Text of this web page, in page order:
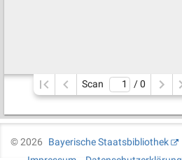
Scan / 0
©2026
Bayerische Staatsbibliothek